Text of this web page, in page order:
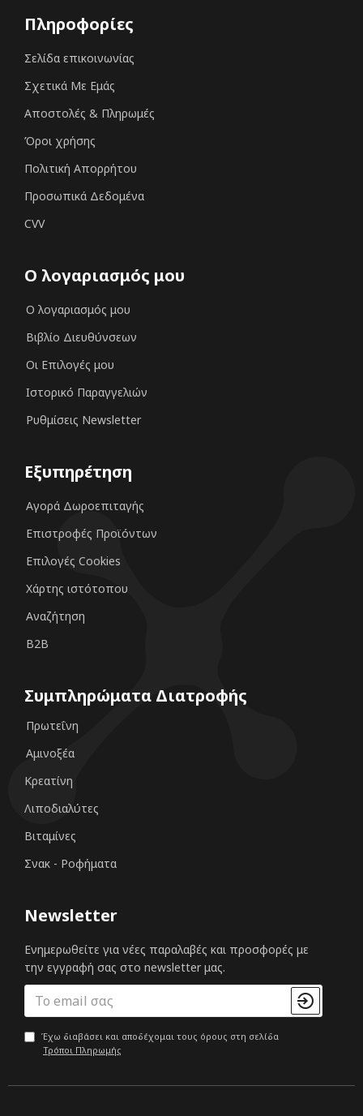
Πληροφορίες
Σελίδα επικοινωνίας
Σχετικά Με Εμάς
Αποστολές & Πληρωμές
Όροι χρήσης
Πολιτική Απορρήτου
Προσωπικά Δεδομένα
CVV
Ο λογαριασμός μου
Ο λογαριασμός μου
Βιβλίο Διευθύνσεων
Οι Επιλογές μου
Ιστορικό Παραγγελιών
Ρυθμίσεις Newsletter
Εξυπηρέτηση
Αγορά Δωροεπιταγής
Επιστροφές Προϊόντων
Επιλογές Cookies
Χάρτης ιστότοπου
Αναζήτηση
B2B
Συμπληρώματα Διατροφής
Πρωτεΐνη
Αμινοξέα
Κρεατίνη
Λιποδιαλύτες
Βιταμίνες
Σνακ - Ροφήματα
Newsletter
Ενημερωθείτε για νέες παραλαβές και προσφορές με
την εγγραφή σας στο newsletter μας.
Έχω διαβάσει και αποδέχομαι τους όρους στη σελίδα
Τρόποι Πληρωμής